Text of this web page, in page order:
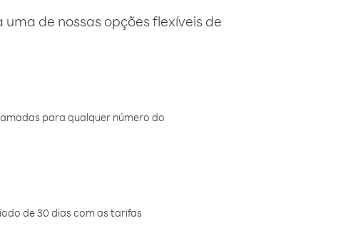
de nossas opções flexíveis de
para qualquer número do
de 30 dias com as tarifas